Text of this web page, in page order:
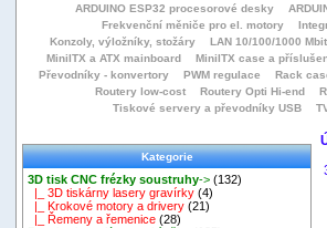
ARDUINO ESP32 procesorové desky
Frekvenční měniče pro el. motory
Konzoly, výložníky, stožáry
LAN 10/100/1000 Mbit
MiniITX a ATX mainboard
MiniITX case a
Převodníky - konvertory
PWM regulace Rack
Routery low-cost
Routery Opti Hi-end
Tiskové servery a převodníky USB
Kategorie
3D tisk CNC frézky soustruhy-> (132)
|_ 3D tiskárny lasery gravírky (4)
|_ Krokové motory a drivery (21)
|_ Řemeny a řemenice (28)